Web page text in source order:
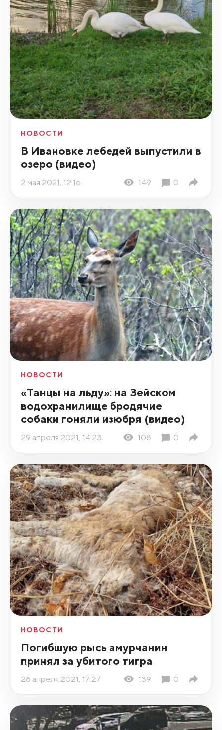
НОВОСТИ
В Ивановке лебедей выпустили в
озеро (видео)
2 мая 2021, 12:16 149 0
НОВОСТИ
«Танцы на льду»: на Зейском
водохранилище бродячие
собаки гоняли изюбря (видео)
29 апреля 2021, 14:23 108 0
НОВОСТИ
Погибшую рысь амурчанин
принял за убитого тигра
28 апреля 2021, 17:27 139 0